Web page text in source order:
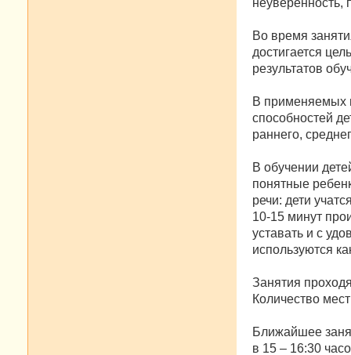
неуверенность,
Во время
достигается
результатов
В применяемых
способностей
раннего,
В обучении
понятные
речи: дети
10-15 минут
уставать и с
используются
Занятия
Количество
Ближайшее
в 15 – 16:30